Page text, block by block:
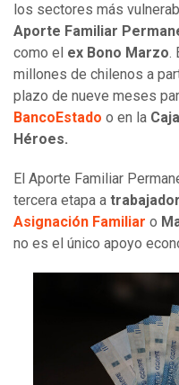
los sectores más
Aporte Familiar
como el ex Bono Marzo.
millones de chilenos a
plazo de nueve meses
BancoEstado o en la
Héroes.
El Aporte Familiar
tercera etapa a
Asignación Familiar o
no es el único apoyo